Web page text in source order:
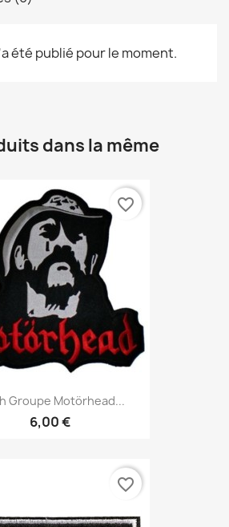
été publié pour le moment.
dans la même
Groupe Motörhead...
6,00 €
favorite_border
favorite_border